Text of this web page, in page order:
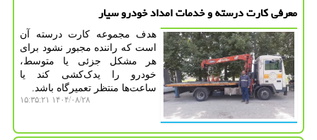
معرفی کارت درسته و خدمات امداد خودرو سیار
هدف مجموعه کارت درسته آن
است که راننده مجبور نشود برای
هر مشکل جزئی یا متوسط،
خودرو را یدک‌کشی کند یا
ساعت‌ها منتظر تعمیرگاه باشد.
۱۴۰۴/۰۸/۲۸ ۱۵:۳۵:۲۱